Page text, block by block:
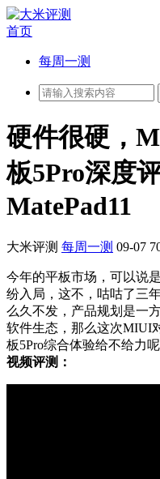
首页
每周一测
硬件很硬，
板5Pro深度
MatePad11
大米评测 每周一测 09-07
今年的平板市场，可以说
纷入局，这不，咕咕了三
么久不发，产品规划是一
软件生态，那么这次MIUI
板5Pro综合体验给不给力
视频评测：